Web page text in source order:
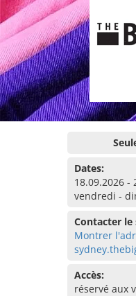
Dates:
18.09.2026 -
vendredi -
Contacter le
Montrer
Accès:
réservé aux